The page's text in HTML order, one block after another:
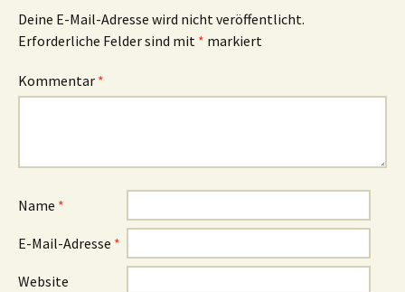
Deine E-Mail-Adresse wird nicht veröffentlicht.
Erforderliche Felder sind mit * markiert
Kommentar *
Name *
E-Mail-Adresse *
Website